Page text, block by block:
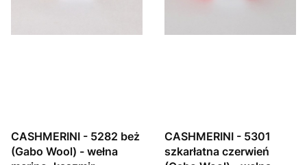
CASHMERINI - 5282 beż
(Gabo Wool) - wełna
CASHMERINI - 5301
szkarłatna czerwień